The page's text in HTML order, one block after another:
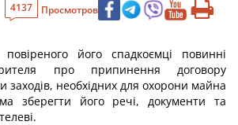
4137 Просмотров
його спадкоємці повинні
про припинення договору
заходів, необхідних для охорони майна
зберегти його речі, документи та